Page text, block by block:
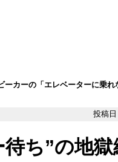
カーの「エレベーターに乗
投稿
ち”の地